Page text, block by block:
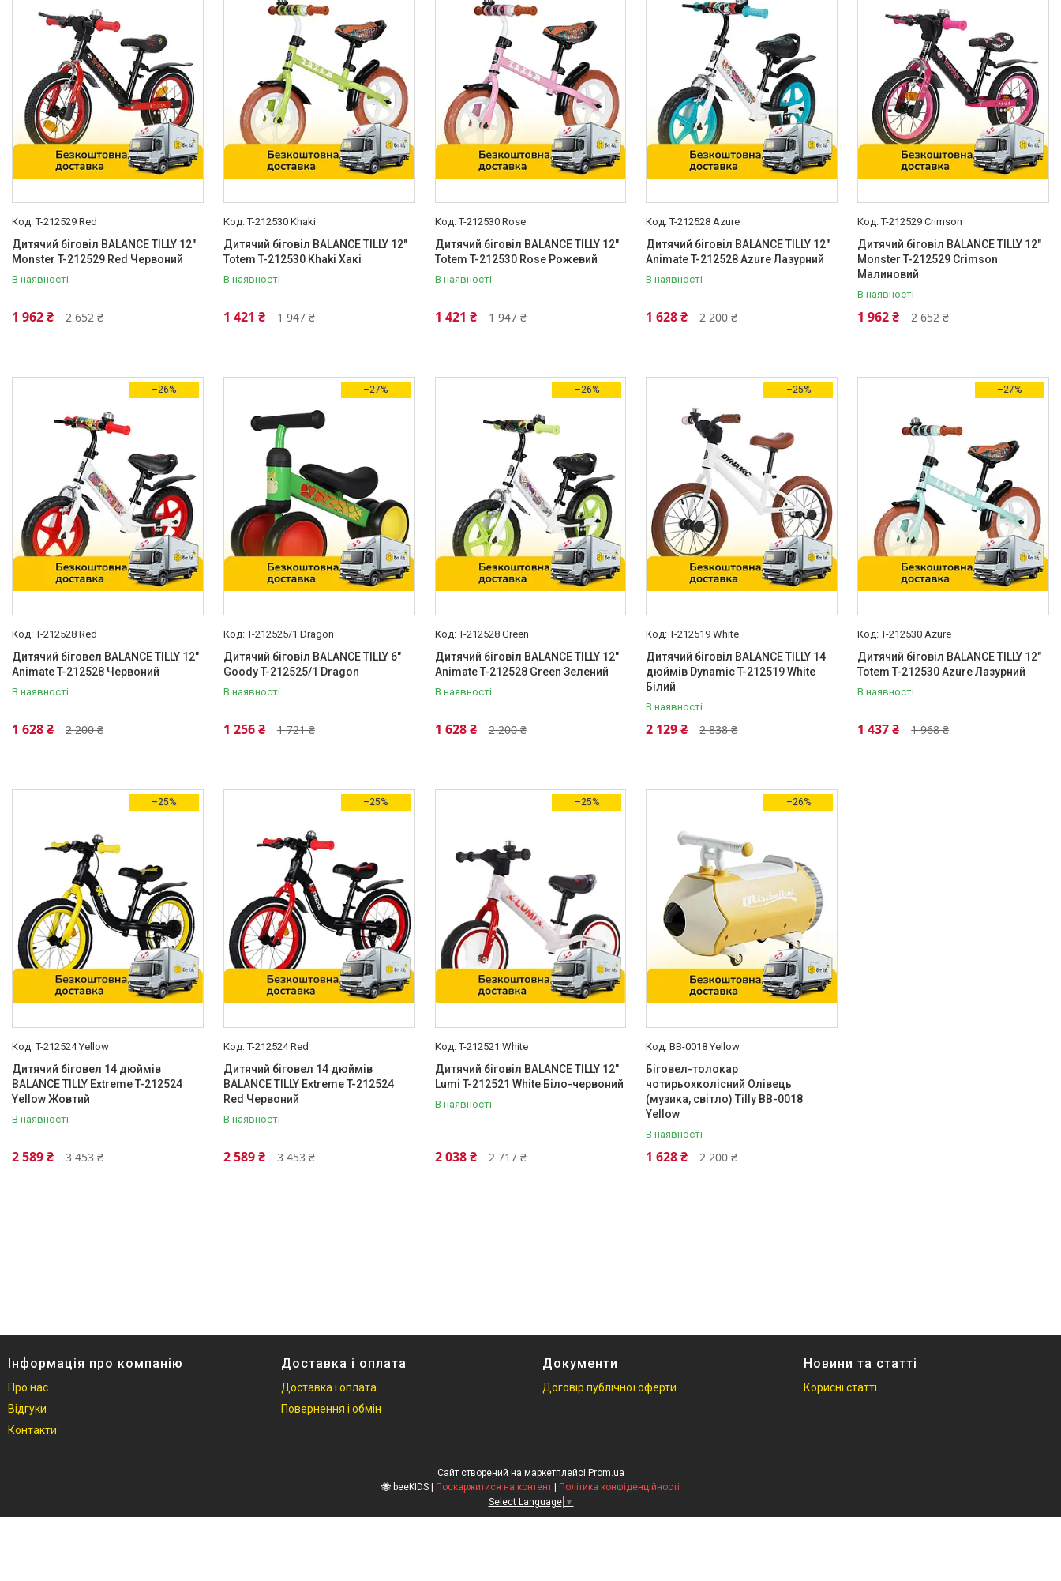
Надувні колеса
23
43
Кількість коліс беговела
2 70
4 11
Каталог
Новинки
Доставка і оплата
Повернення і обмін
T-212529 Red
Дитячий біговіл BALANCE TILLY 12"
Monster T-212529 Red Червоний
В наявності
2 652 ₴
1 962 ₴
T-212530 Khaki
Дитячий біговіл BALANCE TILLY 12"
Totem T-212530 Khaki Хакі
В наявності
1 947 ₴
1 421 ₴
T-212530 Rose
Дитячий біговіл BALANCE TILLY 12"
Totem T-212530 Rose Рожевий
В наявності
1 947 ₴
1 421 ₴
T-212528 Azure
Дитячий біговіл BALANCE TILLY 12"
Animate T-212528 Azure Лазурний
В наявності
2 200 ₴
1 628 ₴
T-212529 Crimson
Дитячий біговіл BALANCE TILLY 12"
Monster T-212529 Crimson
Малиновий
В наявності
2 652 ₴
1 962 ₴
–26%
T-212528 Red
Дитячий біговел BALANCE TILLY 12"
Animate T-212528 Червоний
В наявності
2 200 ₴
1 628 ₴
–27%
T-212525/1 Dragon
Дитячий біговіл BALANCE TILLY 6"
Goody T-212525/1 Dragon
В наявності
1 721 ₴
1 256 ₴
–26%
T-212528 Green
Дитячий біговіл BALANCE TILLY 12"
Animate T-212528 Green Зелений
В наявності
2 200 ₴
1 628 ₴
–25%
T-212519 White
Дитячий біговіл BALANCE TILLY 14
дюймів Dynamic T-212519 White
Білий
В наявності
2 838 ₴
2 129 ₴
–27%
T-212530 Azure
Дитячий біговіл BALANCE TILLY 12"
Totem T-212530 Azure Лазурний
В наявності
1 968 ₴
1 437 ₴
–25%
T-212524 Yellow
Дитячий біговел 14 дюймів
BALANCE TILLY Extreme T-212524
Yellow Жовтий
В наявності
3 453 ₴
2 589 ₴
–25%
T-212524 Red
Дитячий біговел 14 дюймів
BALANCE TILLY Extreme T-212524
Red Червоний
В наявності
3 453 ₴
2 589 ₴
–25%
T-212521 White
Дитячий біговіл BALANCE TILLY 12"
Lumi T-212521 White Біло-червоний
В наявності
2 717 ₴
2 038 ₴
–26%
BB-0018 Yellow
Біговел-толокар
чотирьохколісний Олівець
(музика, світло) Tilly BB-0018
Yellow
В наявності
2 200 ₴
1 628 ₴
Інформація про компанію
Про нас
Відгуки
Контакти
Доставка і оплата
Доставка і оплата
Повернення і обмін
Документи
Договір публічної оферти
Новини та статті
Корисні статті
Сайт створений на маркетплейсі Prom.ua
Поскаржитися на контент
Політика конфіденційності
Select Language ▼